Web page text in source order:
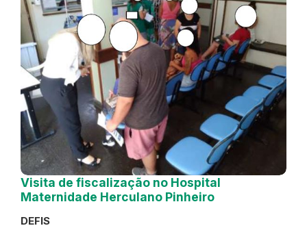
Visita de fiscalização no Hospital
Maternidade Herculano Pinheiro
DEFIS